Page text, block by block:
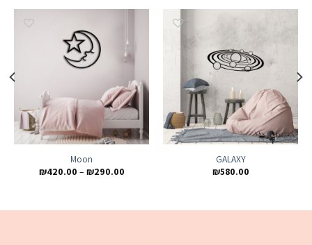
GALAXY
₪580.00
Moon
₪290.00
–
₪420.00